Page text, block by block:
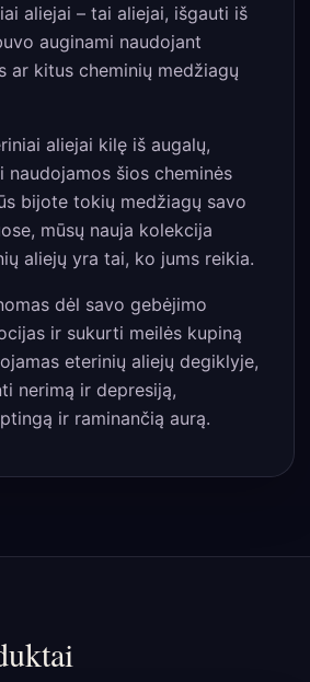
aliejai – tai aliejai, išgauti iš
auginami naudojant
ar kitus cheminių medžiagų
aliejai kilę iš augalų,
naudojamos šios cheminės
bijote tokių medžiagų savo
mūsų nauja kolekcija
aliejų yra tai, ko jums reikia.
dėl savo gebėjimo
ir sukurti meilės kupiną
eterinių aliejų degiklyje,
nerimą ir depresiją,
ir raminančią aurą.